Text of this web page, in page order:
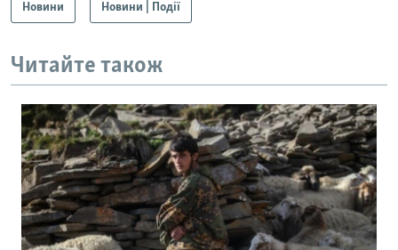
Новини Новини | Події
Читайте також